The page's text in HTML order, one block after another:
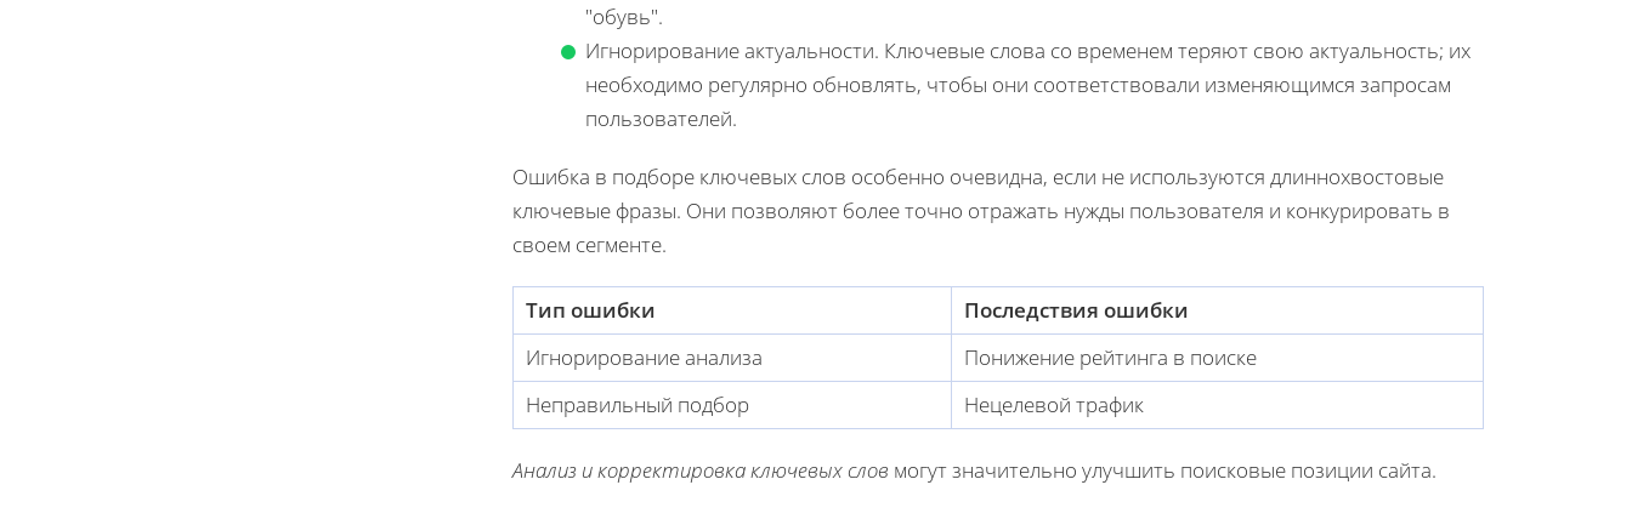
"обувь".
Игнорирование актуальности. Ключевые слова со временем теряют свою актуальность; их
необходимо регулярно обновлять, чтобы они соответствовали изменяющимся запросам
пользователей.
Ошибка в подборе ключевых слов особенно очевидна, если не используются длиннохвостовые
ключевые фразы. Они позволяют более точно отражать нужды пользователя и конкурировать в
своем сегменте.
Тип ошибки
Последствия ошибки
Игнорирование анализа
Понижение рейтинга в поиске
Неправильный подбор
Нецелевой трафик
Анализ и корректировка ключевых слов могут значительно улучшить поисковые позиции сайта.